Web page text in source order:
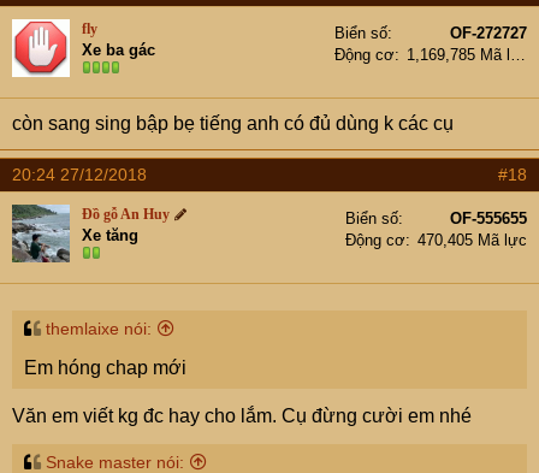
fly
Xe ba gác
Biển số
OF-272727
Động cơ
còn sang sing bập bẹ tiếng anh có đủ dùng k các cụ
20:24 27/12/2018 #18
Đồ gỗ An Huy
Xe tăng
Biển số
OF-555655
Động cơ
470,405 Mã lực
themlaixe nói:
Em hóng chap mới
Văn em viết kg đc hay cho lắm. Cụ đừng cười em nhé
Snake master nói: